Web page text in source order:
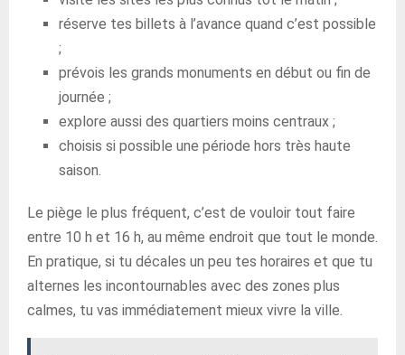
réserve tes billets à l’avance quand c’est possible
;
prévois les grands monuments en début ou fin de
journée ;
explore aussi des quartiers moins centraux ;
choisis si possible une période hors très haute
saison.
Le piège le plus fréquent, c’est de vouloir tout faire
entre 10 h et 16 h, au même endroit que tout le monde.
En pratique, si tu décales un peu tes horaires et que tu
alternes les incontournables avec des zones plus
calmes, tu vas immédiatement mieux vivre la ville.